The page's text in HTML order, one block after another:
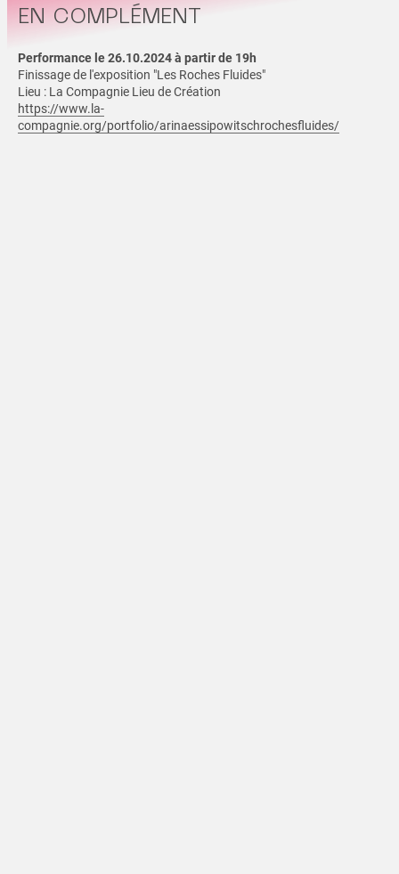
EN COMPLÉMENT
Performance le 26.10.2024 à partir de 19h
Finissage de l'exposition "Les Roches Fluides"
Lieu : La Compagnie Lieu de Création
https://www.la-
compagnie.org/portfolio/arinaessipowitschrochesfluides/